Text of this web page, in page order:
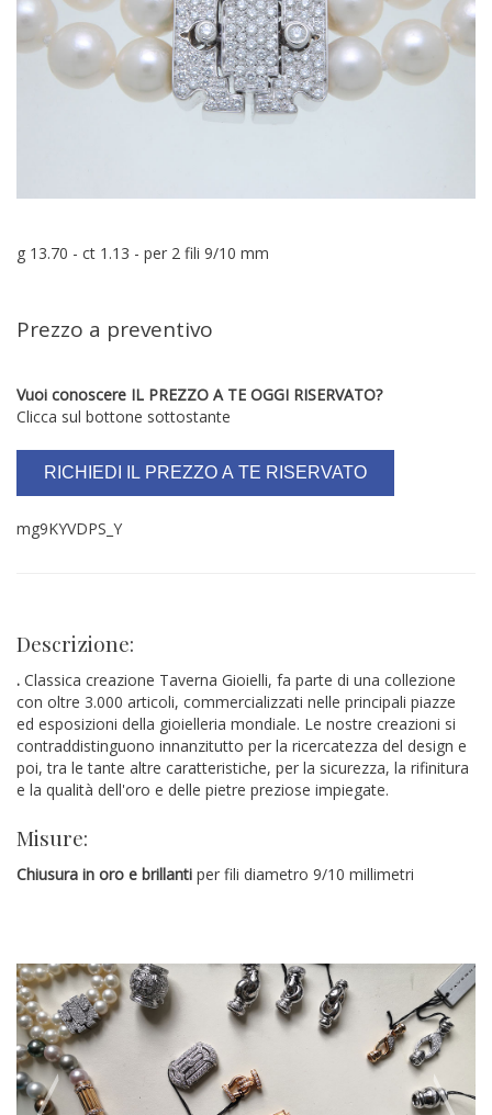
g 13.70 - ct 1.13 - per 2 fili 9/10 mm
Prezzo a preventivo
Vuoi conoscere IL PREZZO A TE OGGI RISERVATO?
Clicca sul bottone sottostante
RICHIEDI IL PREZZO A TE RISERVATO
mg9KYVDPS_Y
Descrizione:
. Classica creazione Taverna Gioielli, fa parte di una collezione
con oltre 3.000 articoli, commercializzati nelle principali piazze
ed esposizioni della gioielleria mondiale. Le nostre creazioni si
contraddistinguono innanzitutto per la ricercatezza del design e
poi, tra le tante altre caratteristiche, per la sicurezza, la rifinitura
e la qualità dell'oro e delle pietre preziose impiegate.
Misure:
Chiusura in oro e brillanti per fili diametro 9/10 millimetri